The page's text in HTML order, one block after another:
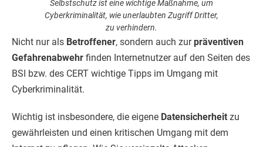
Selbstschutz ist eine wichtige Maßnahme, um
Cyberkriminalität, wie unerlaubten Zugriff Dritter,
zu verhindern.
Nicht nur als Betroffener, sondern auch zurpräventiven
Gefahrenabwehr finden Internetnutzer auf den Seiten des
BSI bzw. des CERT wichtige Tipps im Umgang mit
Cyberkriminalität.
Wichtig ist insbesondere, die eigene Datensicherheit zu
gewährleisten und einen kritischen Umgang mit dem